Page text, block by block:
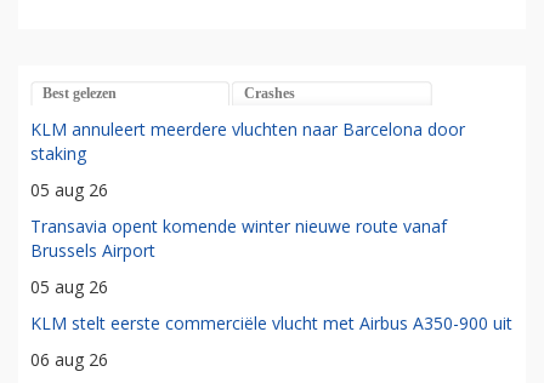
Best gelezen Crashes
KLM annuleert meerdere vluchten naar Barcelona door
staking
05 aug 26
Transavia opent komende winter nieuwe route vanaf
Brussels Airport
05 aug 26
KLM stelt eerste commerciële vlucht met Airbus A350-900 uit
06 aug 26